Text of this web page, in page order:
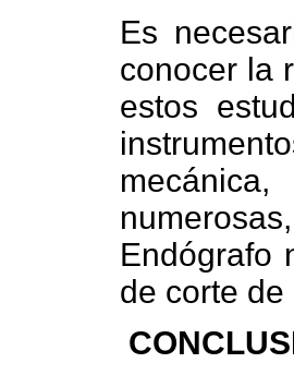
Es
conocer la
estos
Endógrafo
de corte